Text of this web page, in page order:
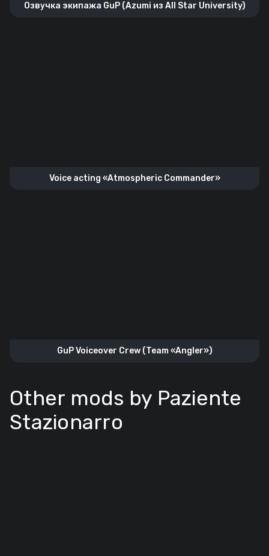
Озвучка экипажа GuP (Azumi из All Star University)
Voice acting «Atmospheric Commander»
GuP Voiceover Crew (Team «Angler»)
Other mods by Paziente
Stazionarro